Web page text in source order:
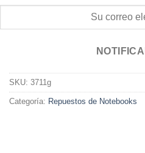
SKU: 3711g
Categoría: Repuestos de Notebooks